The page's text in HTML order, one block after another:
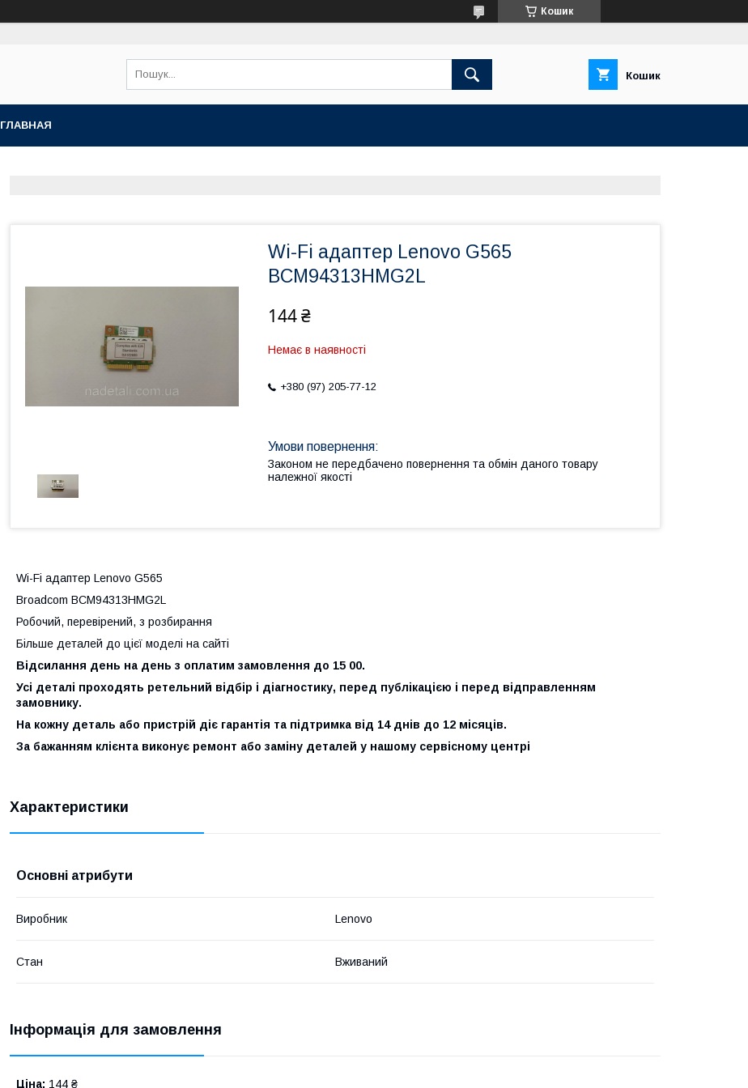
Кошик
Кошик
ГЛАВНАЯ
Wi-Fi адаптер Lenovo G565
BCM94313HMG2L
144 ₴
Немає в наявності
+380 (97) 205-77-12
Законом не передбачено повернення та обмін даного товару
належної якості
Wi-Fi адаптер Lenovo G565
Broadcom BCM94313HMG2L
Робочий, перевірений, з розбирання
Більше деталей до цієї моделі на сайті
Відсилання день на день з оплатим замовлення до 15 00.
Усі деталі проходять ретельний відбір і діагностику, перед публікацією і перед відправленням
замовнику.
На кожну деталь або пристрій діє гарантія та підтримка від 14 днів до 12 місяців.
За бажанням клієнта виконує ремонт або заміну деталей у нашому сервісному центрі
Характеристики
Основні атрибути
Виробник Lenovo
Стан Вживаний
Інформація для замовлення
Ціна: 144 ₴